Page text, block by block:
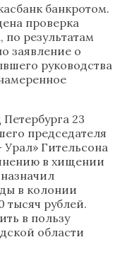
банкротом.
проверка
по результатам
заявление о
руководства
23
председателя
Урал» Гительсона
в хищении
в колонии
рублей.
в пользу
области